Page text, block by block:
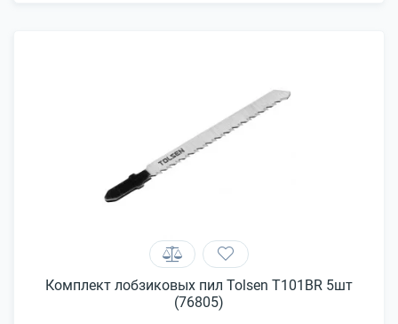
Комплект лобзиковых пил Tolsen Т101BR 5шт
(76805)